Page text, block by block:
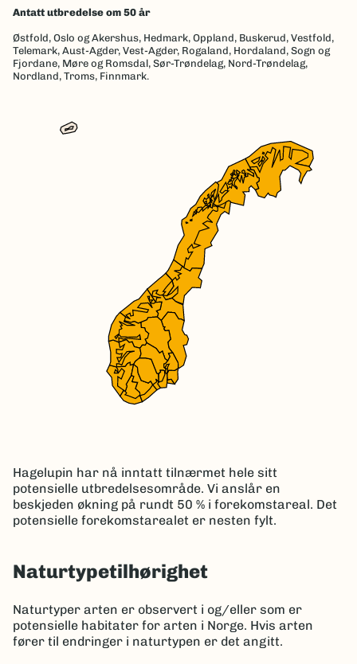
Antatt utbredelse om 50 år
Østfold, Oslo og Akershus, Hedmark, Oppland, Buskerud, Vestfold,
Telemark, Aust-Agder, Vest-Agder, Rogaland, Hordaland, Sogn og
Fjordane, Møre og Romsdal, Sør-Trøndelag, Nord-Trøndelag,
Nordland, Troms, Finnmark.
Hagelupin har nå inntatt tilnærmet hele sitt
potensielle utbredelsesområde. Vi anslår en
beskjeden økning på rundt 50 % i forekomstareal. Det
potensielle forekomstarealet er nesten fylt.
Naturtypetilhørighet
Naturtyper arten er observert i og/eller som er
potensielle habitater for arten i Norge. Hvis arten
fører til endringer i naturtypen er det angitt.